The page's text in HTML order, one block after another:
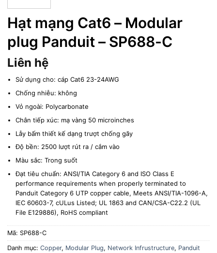
Hạt mạng Cat6 – Modular
plug Panduit – SP688-C
Liên hệ
Sử dụng cho: cáp Cat6 23-24AWG
Chống nhiễu: không
Vỏ ngoài: Polycarbonate
Chân tiếp xúc: mạ vàng 50 microinches
Lẫy bấm thiết kế dạng trượt chống gãy
Độ bền: 2500 lượt rút ra / cắm vào
Màu sắc: Trong suốt
Đạt tiêu chuẩn: ANSI/TIA Category 6 and ISO Class E
performance requirements when properly terminated to
Panduit Category 6 UTP copper cable, Meets ANSI/TIA-1096-A,
IEC 60603-7, cULus Listed; UL 1863 and CAN/CSA-C22.2 (UL
File E129886), RoHS compliant
Mã: SP688-C
Danh mục: Copper, Modular Plug, Network Infrustructure, Panduit